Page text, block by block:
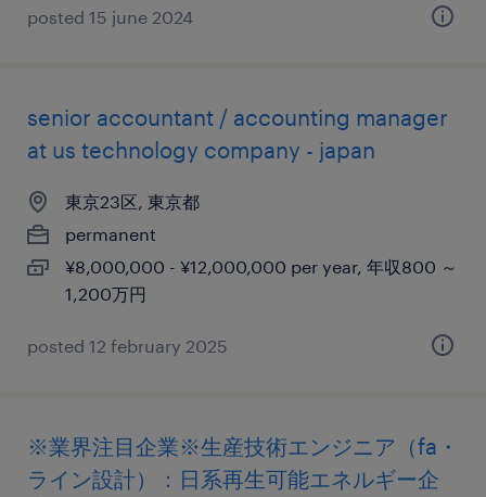
posted 15 june 2024
senior accountant / accounting manager
at us technology company - japan
東京23区, 東京都
permanent
¥8,000,000 - ¥12,000,000 per year, 年収800 ～
1,200万円
posted 12 february 2025
※業界注目企業※生産技術エンジニア（fa・
ライン設計）：日系再生可能エネルギー企